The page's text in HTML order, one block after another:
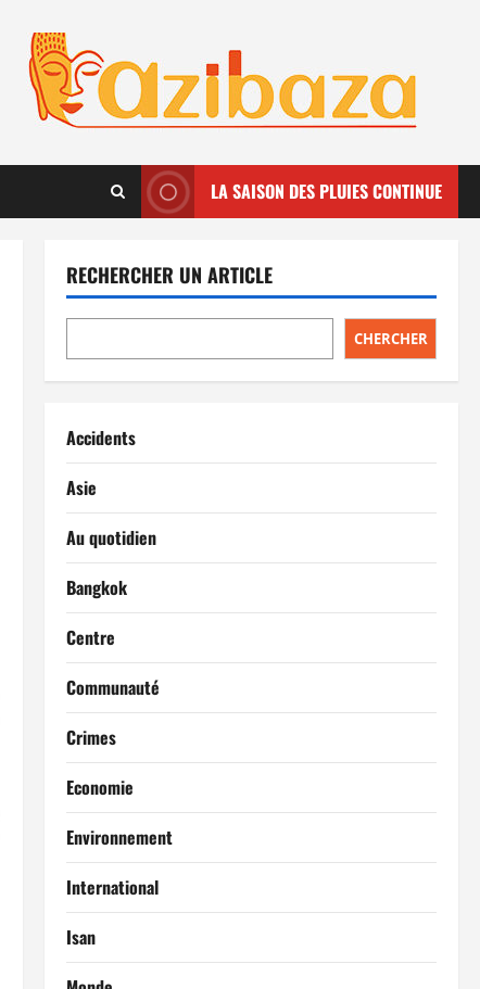
LA SAISON DES PLUIES CONTINUE
RECHERCHER UN ARTICLE
CHERCHER
Accidents
Asie
Au quotidien
Bangkok
Centre
Communauté
Crimes
Economie
Environnement
International
Isan